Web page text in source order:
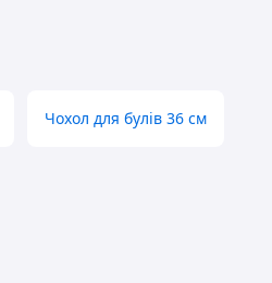
Чохол для булів 36 см